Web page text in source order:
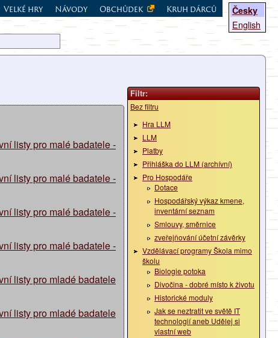
Česky
English
Velké hry Návody Obchůdek Kruh dárců
Filtr:
Bez filtru
Hra LLM
LLM
Platby
Přihláška do LLM (archívní)
Pro Hospodáře
Dotace
Hospodářský výkaz kmene,
inventární seznam
Smlouvy, směrnice
zveřejňování účetní závěrky
Vzdělávací programy Škola mimo
školu
Biologie potoka
Divočina - dobré místo k životu
Historické moduly
Jak se neztratit ve světě IT
technologií aneb Udělej si
vlastní web
listy pro malé badatele -
listy pro malé badatele -
listy pro malé badatele -
listy pro malé badatele -
listy pro mladé badatele
listy pro mladé badatele